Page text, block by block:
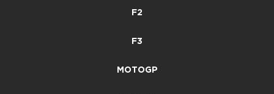
F2
F3
MOTOGP